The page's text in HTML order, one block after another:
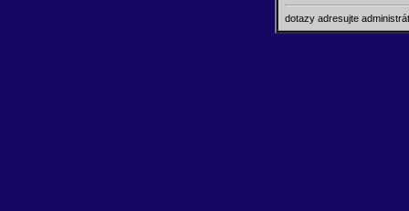
dotazy adresujte